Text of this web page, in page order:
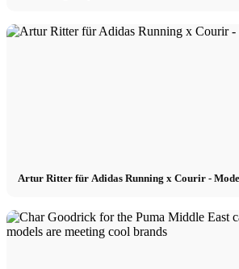
Artur Ritter für Adidas Running x Courir -